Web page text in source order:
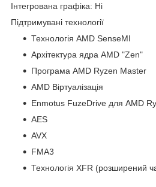
Інтегрована графіка: Ні
Підтримувані технології
Технологія AMD SenseMI
Архітектура ядра AMD "Zen"
Програма AMD Ryzen Master
AMD Віртуалізація
Enmotus FuzeDrive для AMD
AES
AVX
FMA3
Технологія XFR (розширений